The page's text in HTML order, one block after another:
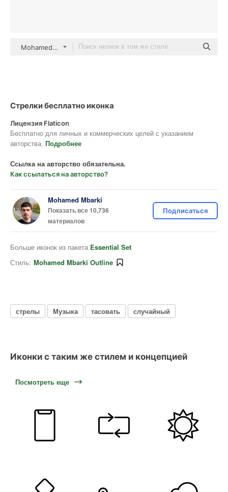
Mohamed Mbarki outline
Стрелки бесплатно иконка
Лицензия Flaticon
Бесплатно для личных и коммерческих целей с указанием
авторства. Подробнее
Ссылка на авторство обязательна.
Как ссылаться на авторство?
Mohamed Mbarki
Показать все 10,736
материалов
Подписаться
Больше иконок из пакета Essential Set
Стиль: Mohamed Mbarki Outline
стрелы Музыка тасовать случайный
Иконки с таким же стилем и концепцией
Посмотреть еще